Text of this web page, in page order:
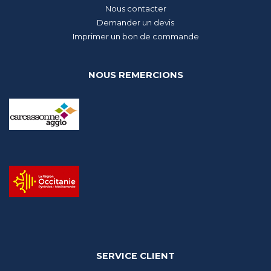
Nous contacter
Demander un devis
Imprimer un bon de commande
NOUS REMERCIONS
SERVICE CLIENT